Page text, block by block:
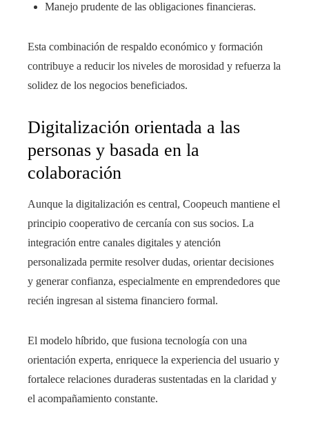
Manejo prudente de las obligaciones financieras.
Esta combinación de respaldo económico y formación
contribuye a reducir los niveles de morosidad y refuerza la
solidez de los negocios beneficiados.
Digitalización orientada a las
personas y basada en la
colaboración
Aunque la digitalización es central, Coopeuch mantiene el
principio cooperativo de cercanía con sus socios. La
integración entre canales digitales y atención
personalizada permite resolver dudas, orientar decisiones
y generar confianza, especialmente en emprendedores que
recién ingresan al sistema financiero formal.
El modelo híbrido, que fusiona tecnología con una
orientación experta, enriquece la experiencia del usuario y
fortalece relaciones duraderas sustentadas en la claridad y
el acompañamiento constante.